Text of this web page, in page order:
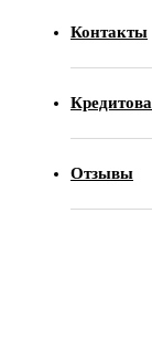
Контакты
Отзывы